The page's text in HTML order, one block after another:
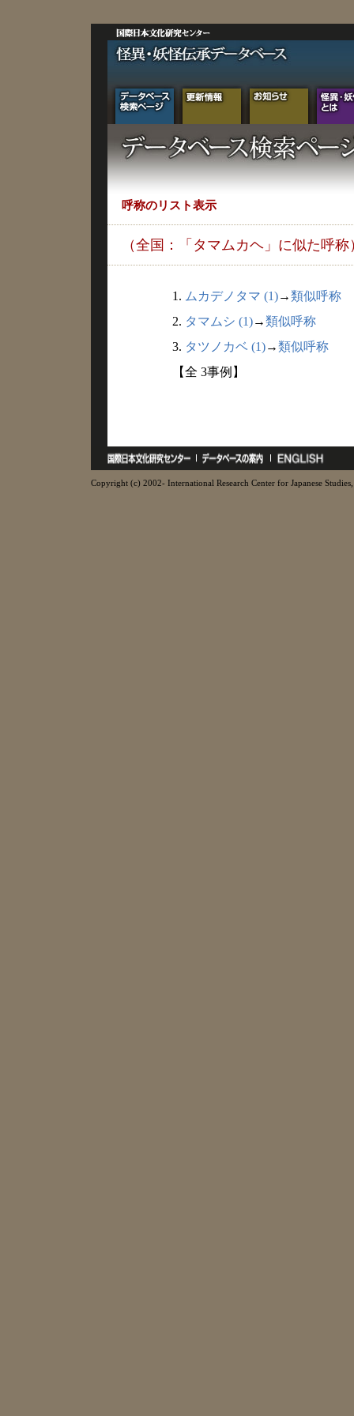
呼称のリスト表示
（全国：「タマムカヘ」に似た呼称
1. ムカデノタマ (1)→類似呼称
2. タマムシ (1)→類似呼称
3. タツノカベ (1)→類似呼称
【全 3事例】
Copyright (c) 2002- International Research Center for Japanese